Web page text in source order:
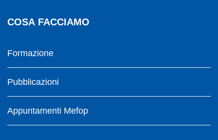
COSA FACCIAMO
Formazione
Pubblicazioni
Appuntamenti Mefop